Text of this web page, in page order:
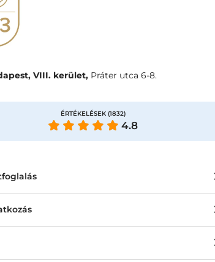
ÉRTÉKELÉSEK (1832)
4.8
VIII. kerület, Práter utca 6-8.